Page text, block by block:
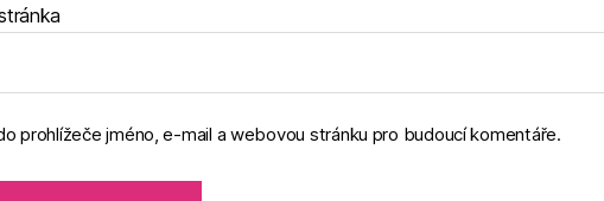
prohlížeče jméno, e-mail a webovou stránku pro budoucí komentáře.